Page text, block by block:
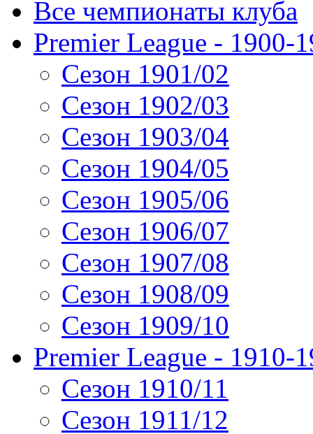
Все чемпионаты клуба
Premier League - 1900-
Сезон 1901/02
Сезон 1902/03
Сезон 1903/04
Сезон 1904/05
Сезон 1905/06
Сезон 1906/07
Сезон 1907/08
Сезон 1908/09
Сезон 1909/10
Premier League - 1910-
Сезон 1910/11
Сезон 1911/12